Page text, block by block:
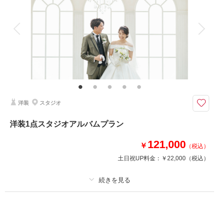
アルバム 10 P データ 50 カット 台紙付写真
会食
家族と撮影 家族用衣装レンタル ペットと撮影
その他含むもの
和装新郎1点、新婦１点を選べる10ページアルバムプラン データ50カット
ます。
洋装 スタジオ
洋装1点スタジオアルバムプラン
￥ 121,000 （税込）
土日祝UP料金： ￥22,000 （税込）